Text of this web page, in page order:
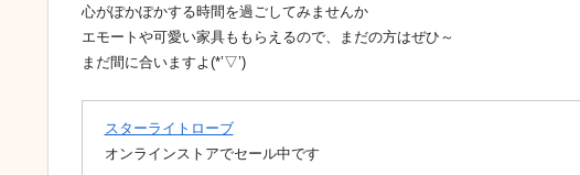
心がぽかぽかする時間を過ごしてみませんか
エモートや可愛い家具ももらえるので、まだの方はぜひ～
まだ間に合いますよ(*’▽’)
スターライトローブ
オンラインストアでセール中です